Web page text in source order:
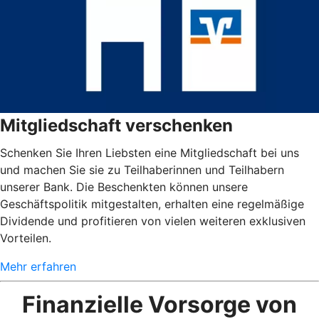
Mitgliedschaft verschenken
Schenken Sie Ihren Liebsten eine Mitgliedschaft bei uns
und machen Sie sie zu Teilhaberinnen und Teilhabern
unserer Bank. Die Beschenkten können unsere
Geschäftspolitik mitgestalten, erhalten eine regelmäßige
Dividende und profitieren von vielen weiteren exklusiven
Vorteilen.
Mehr erfahren
Finanzielle Vorsorge von